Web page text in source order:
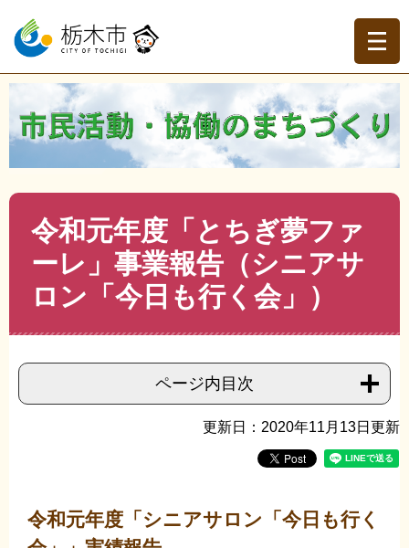
ー
の
で
ニ
ー
ば
て
本
トップページ >分類でさがす >くらしの情報 > 地域づく
り・協働 >市民活動・NPO >市民活動・NPO
令和元年
度「とちぎ夢ファーレ」事業報告（シニアサロン「今日も
令和元年度「とちぎ夢ファ
ーレ」事業報告（シニアサ
ロン「今日も行く会」）
ページ内目次
更新日：2020年11月13日更新
令和元年度「シニアサロン「今日も行く